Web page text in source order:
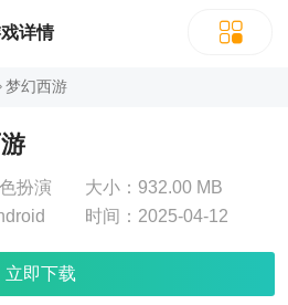
详情
梦幻西游
扮演 大小： 932.00 MB
时间： 2025-04-12
立即下载